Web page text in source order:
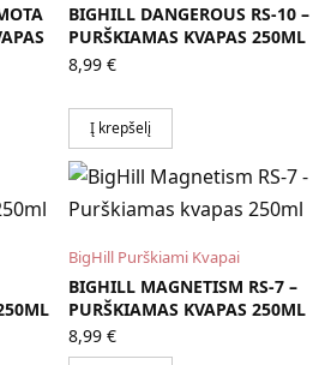
BIGHILL DANGEROUS RS-10 –
PURŠKIAMAS KVAPAS 250ML
8,99 €
Į krepšelį
BigHill Purškiami Kvapai
BIGHILL MAGNETISM RS-7 –
PURŠKIAMAS KVAPAS 250ML
8,99 €